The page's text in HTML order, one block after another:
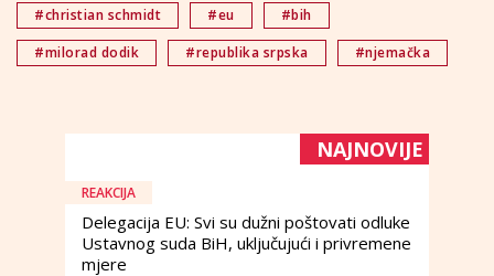
#christian schmidt #eu
#bih
#milorad dodik
#republika srpska #njemačka
NAJNOVIJE
REAKCIJA
Delegacija EU: Svi su dužni poštovati odluke
Ustavnog suda BiH, uključujući i privremene
mjere